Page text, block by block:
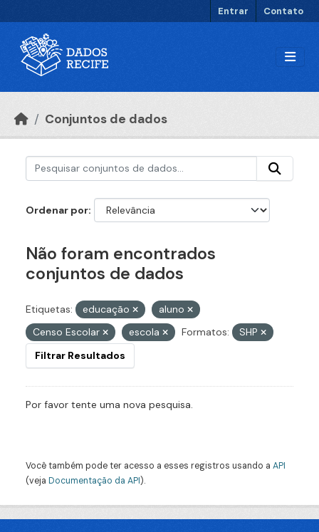
Entrar Contato
Conjuntos de dados
Ordenar por
Não foram encontrados
conjuntos de dados
Etiquetas: educação
aluno
Censo Escolar
escola Formatos:
SHP
Filtrar Resultados
Por favor tente uma nova pesquisa.
Você também pode ter acesso a esses registros usando a API
(veja Documentação da API).